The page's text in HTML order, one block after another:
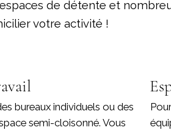
bureaux individuels ou des
semi-cloisonné. Vous
de détente et
votre activité !